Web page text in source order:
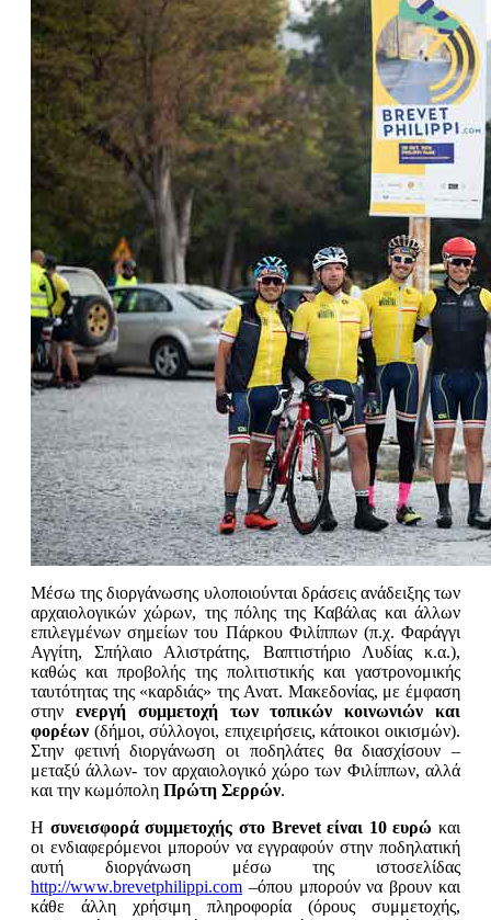
Μέσω της διοργάνωσης υλοποιούνται δράσεις ανάδειξης των
αρχαιολογικών χώρων, της πόλης της Καβάλας και άλλων
επιλεγμένων σημείων του Πάρκου Φιλίππων (π.χ. Φαράγγι
Αγγίτη, Σπήλαιο Αλιστράτης, Βαπτιστήριο Λυδίας κ.α.),
καθώς και προβολής της πολιτι­στι­κής και γαστρονομικής
ταυτότητας της «καρδιάς» της Ανατ. Μακεδονίας, με έμφαση
στην ενεργή συμμετοχή των τοπικών κοινωνιών και
φορέων (δήμοι, σύλλογοι, επι­χειρήσεις, κάτοικοι οικισμών).
Στην φετινή διοργάνωση οι ποδηλάτες θα διασχίσουν –
μεταξύ άλλων- τον αρχαιολογικό χώρο των Φιλίππων, αλλά
και την κωμόπολη Πρώτη Σερρών.
Η συνεισφορά συμμετοχής στο Brevet είναι 10 ευρώ και
οι ενδιαφερόμενοι μπορούν να εγγραφούν στην ποδηλατική
αυτή διοργάνωση μέσω της ιστοσελίδας
http://www.brevetphilippi.com –όπου μπορούν να βρουν και
κάθε άλλη χρήσιμη πληροφορία (όρους συμμετοχής,